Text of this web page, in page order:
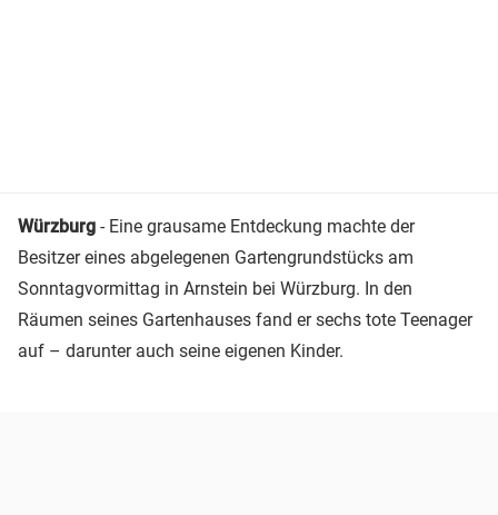
Würzburg - Eine grausame Entdeckung machte der
Besitzer eines abgelegenen Gartengrundstücks am
Sonntagvormittag in Arnstein bei Würzburg. In den
Räumen seines Gartenhauses fand er sechs tote Teenager
auf – darunter auch seine eigenen Kinder.